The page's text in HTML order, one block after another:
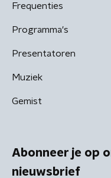
Frequenties
Programma's
Presentatoren
Muziek
Gemist
Abonneer je op
nieuwsbrief